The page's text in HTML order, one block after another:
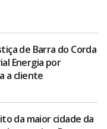
de Barra do Corda
Energia por
a cliente
da maior cidade da